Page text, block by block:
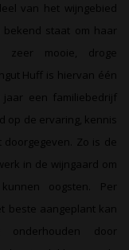
van het wijngebied
staat om haar
mooie, droge
Huff is hiervan één
een familiebedrijf
op de ervaring, kennis
Zo is de
in de wijngaard om
oogsten. Per
beste aangeplant kan
door